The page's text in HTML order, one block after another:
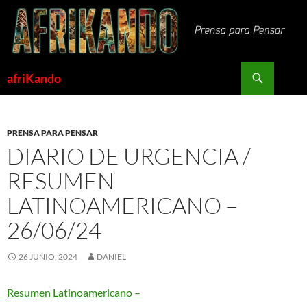
Saltar
contenido
afriKando
PRENSA PARA PENSAR
DIARIO DE URGENCIA /
RESUMEN
LATINOAMERICANO –
26/06/24
26 JUNIO, 2024 DANIEL
Resumen Latinoamericano –